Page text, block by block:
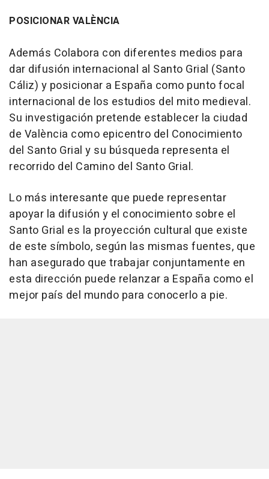
POSICIONAR VALÈNCIA
Además Colabora con diferentes medios para
dar difusión internacional al Santo Grial (Santo
Cáliz) y posicionar a España como punto focal
internacional de los estudios del mito medieval.
Su investigación pretende establecer la ciudad
de València como epicentro del Conocimiento
del Santo Grial y su búsqueda representa el
recorrido del Camino del Santo Grial.
Lo más interesante que puede representar
apoyar la difusión y el conocimiento sobre el
Santo Grial es la proyección cultural que existe
de este símbolo, según las mismas fuentes, que
han asegurado que trabajar conjuntamente en
esta dirección puede relanzar a España como el
mejor país del mundo para conocerlo a pie.